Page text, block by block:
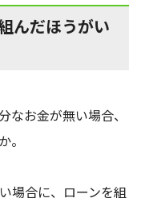
んだほうがい
なお金が無い場合、
。
場合に、ローンを組